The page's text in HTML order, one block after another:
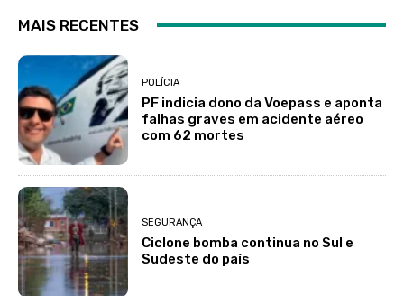
MAIS RECENTES
POLÍCIA
PF indicia dono da Voepass e aponta
falhas graves em acidente aéreo
com 62 mortes
SEGURANÇA
Ciclone bomba continua no Sul e
Sudeste do país